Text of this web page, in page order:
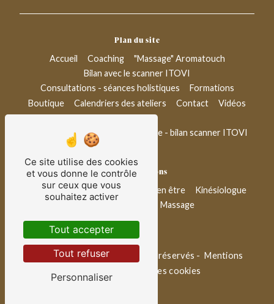
Plan du site
Accueil
Coaching
"Massage" Aromatouch
Bilan avec le scanner ITOVI
Consultations - séances holistiques
Formations
Boutique
Calendriers des ateliers Contact
Vidéos
Blog
Conseil bien-être & aromathérapie - bilan scanner ITOVI
Nos prestations
Thérapeuthe
Coach de vie Bien être
Kinésiologue
Massage
Vistalid- 2026 - Tous droits réservés - Mentions
Gestion des cookies
Ce site utilise des cookies
et vous donne le contrôle
sur ceux que vous
souhaitez activer
Tout accepter
Tout refuser
Personnaliser